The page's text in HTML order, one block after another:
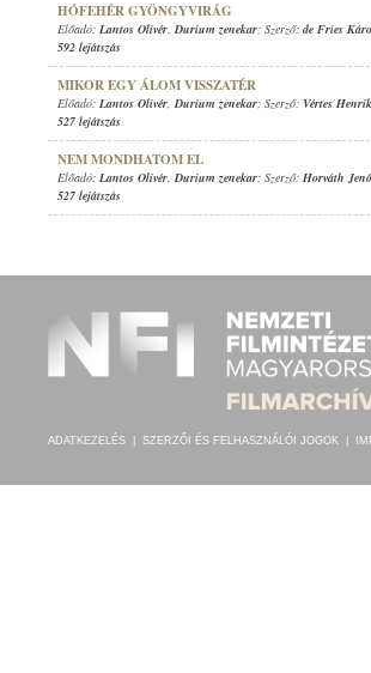
HÓFEHÉR GYÖNGYVIRÁG
Előadó: Lantos Olivér,Durium zenekar; Szerző:de Fries
592 lejátszás
MIKOR EGY ÁLOM VISSZATÉR
Előadó: Lantos Olivér,Durium zenekar; Szerző: Vértes Henrik
527 lejátszás
NEM MONDHATOM EL
Előadó: Lantos Olivér,Durium zenekar; Szerző: Horváth Jenő
527 lejátszás
ADATKEZELÉS SZERZŐI ÉS FELHASZNÁLÓI JOGOK